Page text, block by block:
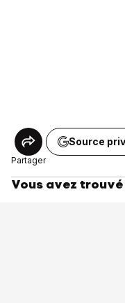
Partager
Source
Vous avez trouvé